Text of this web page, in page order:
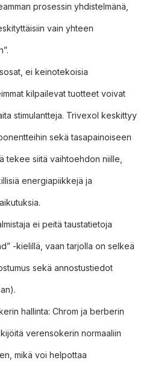
prosessin yhdistelmänä,
vain yhteen
ei keinotekoisia
kilpailevat tuotteet voivat
stimulantteja. Trivexol keskittyy
sekä tasapainoiseen
tekee siitä vaihtoehdon niille,
energiapiikkejä ja
ei peitä taustatietoja
-kielillä, vaan tarjolla on selkeä
sekä annostustiedot
hallinta: Chrom ja berberin
verensokerin normaaliin
mikä voi helpottaa